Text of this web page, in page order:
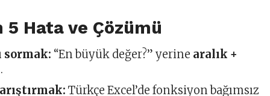
5 Hata ve Çözümü
sormak: “En büyük değer?” yerine aralık +
Türkçe Excel’de fonksiyon bağımsız